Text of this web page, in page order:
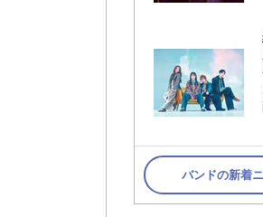
バンドの新着